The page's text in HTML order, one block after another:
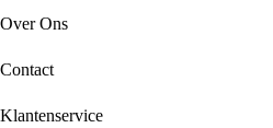
Over Ons
Contact
Klantenservice